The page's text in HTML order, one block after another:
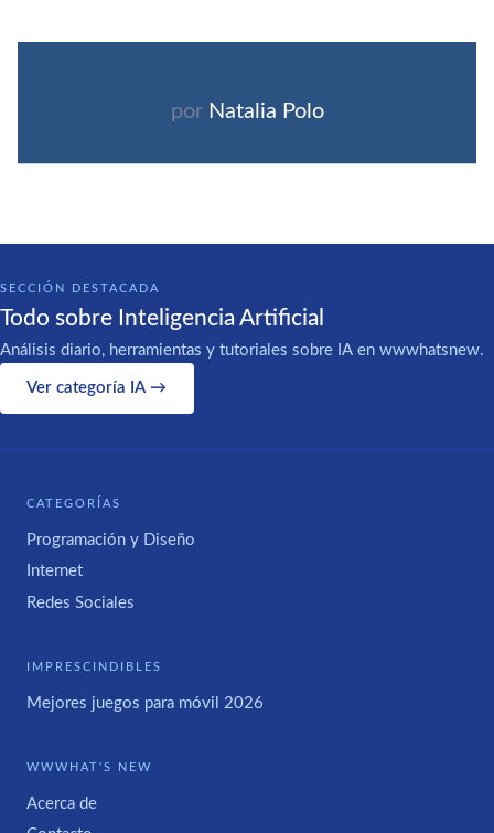
por Natalia Polo
SECCIÓN DESTACADA
Todo sobre Inteligencia Artificial
Análisis diario, herramientas y tutoriales sobre IA en wwwhatsnew.
Ver categoría IA →
CATEGORÍAS
Programación y Diseño
Internet
Redes Sociales
IMPRESCINDIBLES
Mejores juegos para móvil 2026
WWWHAT'S NEW
Acerca de